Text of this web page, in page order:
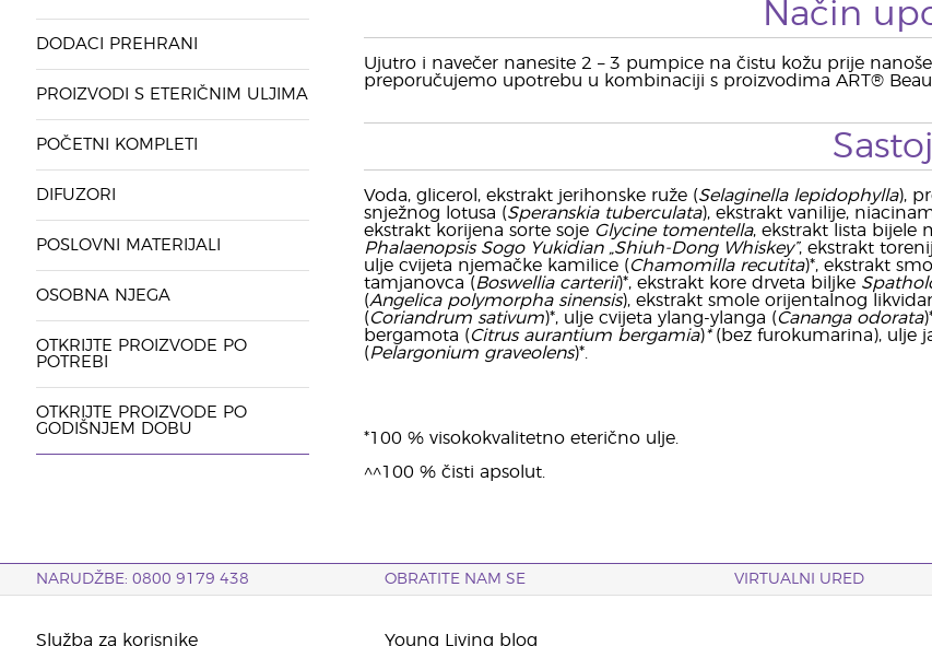
DODACI PREHRANI
PROIZVODI S ETERIČNIM ULJIMA
POČETNI KOMPLETI
DIFUZORI
POSLOVNI MATERIJALI
OSOBNA NJEGA
OTKRIJTE PROIZVODE PO
POTREBI
OTKRIJTE PROIZVODE PO
GODIŠNJEM DOBU
Način
Ujutro i navečer nanesite 2 – 3 pumpice na čistu kožu prije
preporučujemo upotrebu u kombinaciji s proizvodima ART®
Voda, glicerol, ekstrakt jerihonske ruže (Selaginella lepidophylla),
snježnog lotusa (Speranskia tuberculata), ekstrakt vanilije,
ekstrakt korijena sorte soje Glycine tomentella, ekstrakt lista bijele
Phalaenopsis Sogo Yukidian „Shiuh-Dong Whiskey”, ekstrakt
ulje cvijeta njemačke kamilice (Chamomilla recutita)*, ekstrakt
tamjanovca (Boswellia carterii)*, ekstrakt kore drveta biljke
(Angelica polymorpha sinensis), ekstrakt smole orijentalnog
(Coriandrum sativum)*, ulje cvijeta ylang-ylanga (Cananga odorata
bergamota (Citrus aurantium bergamia)*(bez furokumarina), ulje
(Pelargonium graveolens)*.
*100 % visokokvalitetno eterično ulje.
^^100 % čisti apsolut.
NARUDŽBE: 0800 9179 438 OBRATITE NAM SE VIRTUALNI URED
Služba za korisnike Young Living blog